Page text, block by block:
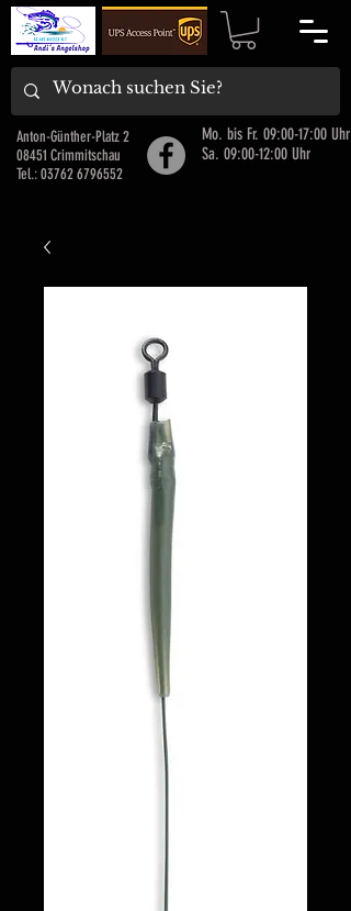
Anton-Günther-Platz 2
08451 Crimmitschau
Tel.:03762 6796552
Mo. bis Fr. 09:00-17:00 Uhr
Sa. 09:00-12:00 Uhr